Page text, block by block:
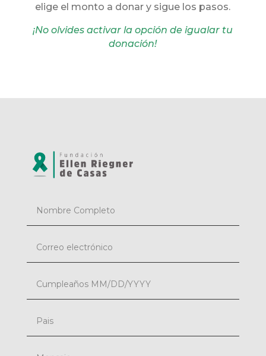
elige el monto a donar y sigue los pasos.
¡No olvides activar la opción de igualar tu
donación!